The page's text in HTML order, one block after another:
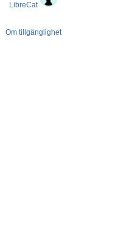
Om tillgänglighet
LibreCat